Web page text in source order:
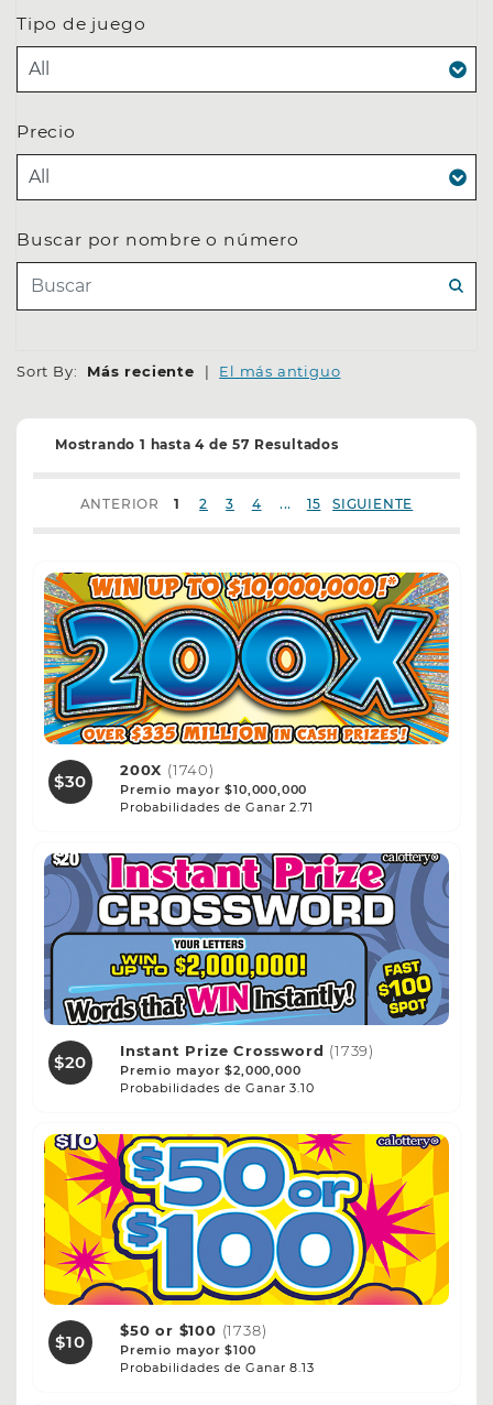
Tipo de juego
Precio
Buscar por nombre o número
Sort By: Más reciente | El más antiguo
Mostrando 1 hasta 4 de 57 Resultados
ANTERIOR 1 2 3 4 ... 15 SIGUIENTE
$30
200X (1740)
Premio mayor $10,000,000
Probabilidades de Ganar 2.71
$20
Instant Prize Crossword (1739)
Premio mayor $2,000,000
Probabilidades de Ganar 3.10
$10
$50 or $100 (1738)
Premio mayor $100
Probabilidades de Ganar 8.13